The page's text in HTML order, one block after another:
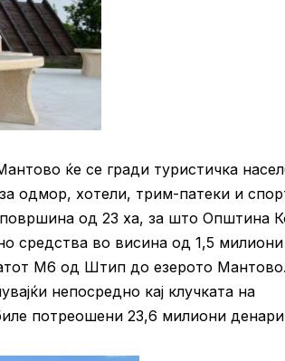
ќе се гради туристичка
одмор, хотели, трим-патеки и
површина од 23 ха, за што Општина
средства во висина од 1,5 милиони
М6 од Штип до езерото
непосредно кај клучката на
потреошени 23,6 милиони